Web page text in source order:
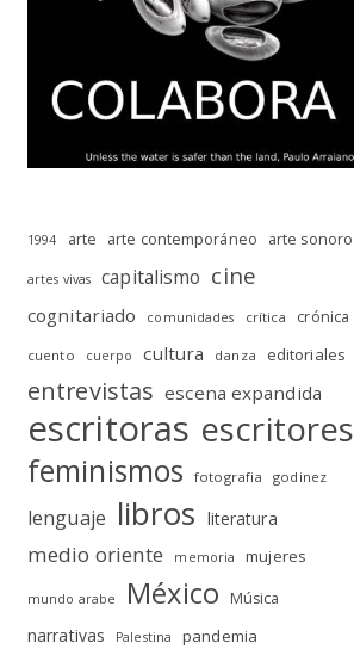
1994 arte arte contemporáneo arte sonoro
artes vivas capitalismo cine
cognitariado comunidades crítica crónica
cuento cuerpo cultura danza editoriales
entrevistas escena expandida
escritoras escritores
feminismos fotografia godinez
lenguaje libros literatura
medio oriente memoria mujeres
mundo arabe México Música
narrativas Palestina pandemia